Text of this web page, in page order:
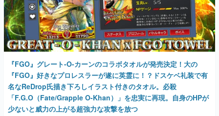
『FGO』グレート-O-カーンのコラボタオルが発売決定！大の
『FGO』好きなプロレスラーが遂に英霊に！？ドスケベ礼装で有
名なReDrop氏描き下ろしイラスト付きのタオル。必殺
「F.G.O（Fate/Grapple O-Khan）」を忠実に再現。自身のHPが
少ないと威力の上がる超強力な攻撃を放つ